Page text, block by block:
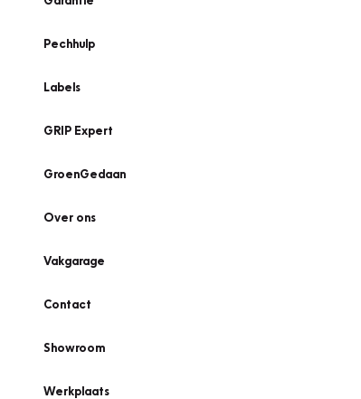
Pechhulp
Labels
GRIP Expert
GroenGedaan
Over ons
Vakgarage
Contact
Showroom
Werkplaats